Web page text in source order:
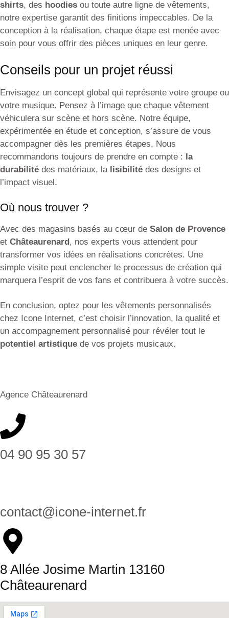
shirts, des hoodies ou toute autre ligne de vêtements,
notre expertise garantit des finitions impeccables. De la
conception à la réalisation, chaque étape est menée avec
soin pour vous offrir des pièces uniques en leur genre.
Conseils pour un projet réussi
Envisagez un concept global qui représente votre groupe ou
votre musique. Pensez à l’image que chaque vêtement
véhiculera sur scène et hors scène. Notre équipe,
expérimentée en étude et conception, s’assure de vous
accompagner dès les premières étapes. Nous
recommandons toujours de prendre en compte : la
durabilité des matériaux, la lisibilité des designs et
l’impact visuel.
Où nous trouver ?
Avec des magasins basés au cœur de Salon de Provence
et Châteaurenard, nos experts vous attendent pour
transformer vos idées en réalisations concrètes. Une
simple visite peut enclencher le processus de création qui
marquera l’esprit de vos fans et contribuera à votre succès.
En conclusion, optez pour les vêtements personnalisés
chez Icone Internet, c’est choisir l’innovation, la qualité et
un accompagnement personnalisé pour révéler tout le
potentiel artistique de vos projets musicaux.
Agence Châteaurenard
04 90 95 30 57
contact@icone-internet.fr
8 Allée Josime Martin 13160
Châteaurenard